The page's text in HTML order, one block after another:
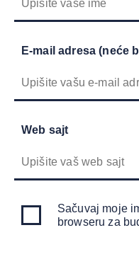
E-mail adresa (neće
Web sajt
Sačuvaj moje
browseru za